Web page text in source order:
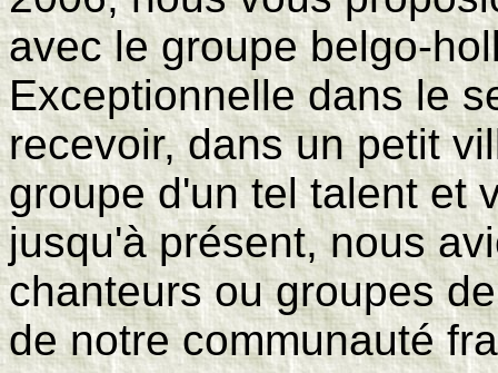
avec le groupe belgo-
Exceptionnelle dans le
recevoir, dans un petit
groupe d'un tel talent et
jusqu'à présent, nous
chanteurs ou groupes
de notre communauté